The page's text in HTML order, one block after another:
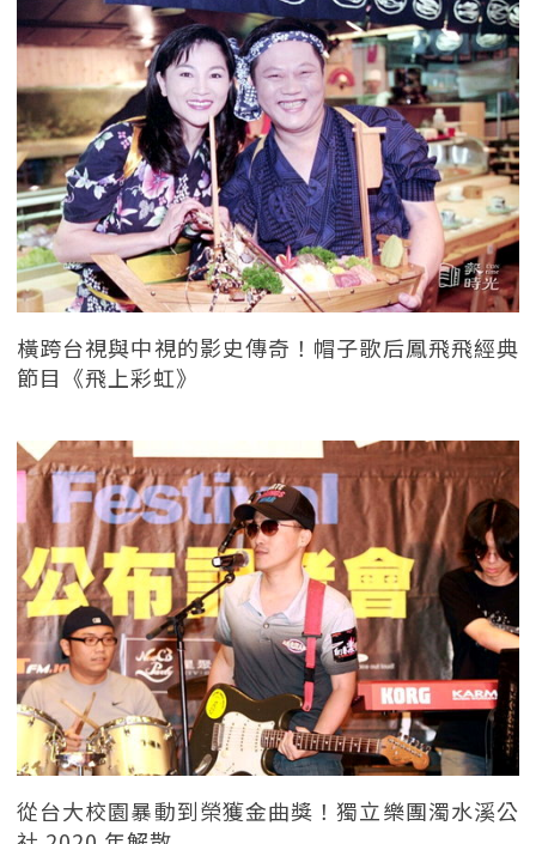
橫跨台視與中視的影史傳奇！帽子歌后鳳飛飛經典
節目《飛上彩虹》
從台大校園暴動到榮獲金曲獎！獨立樂團濁水溪公